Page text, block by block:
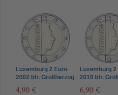
Luxemburg 2 Euro
2002 bfr. Großherzog
4,90 €
Luxemburg 2
2010 bfr.
6,90 €